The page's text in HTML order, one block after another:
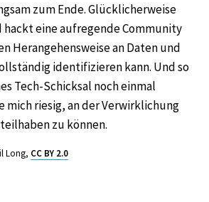
zum Ende. Glücklicherweise
hackt eine aufregende Community
Herangehensweise an Daten und
identifizieren kann. Und so
Tech-Schicksal noch einmal
mich riesig, an der Verwirklichung
zu können.
Long, CC BY 2.0